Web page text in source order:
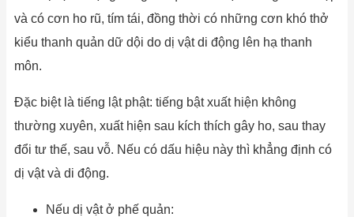
và có cơn ho rũ, tím tái, đồng thời có những cơn khó thở
kiểu thanh quản dữ dội do dị vật di động lên hạ thanh
môn.
Đặc biệt là tiếng lật phật: tiếng bật xuất hiện không
thường xuyên, xuất hiện sau kích thích gây ho, sau thay
đổi tư thế, sau vỗ. Nếu có dấu hiệu này thì khẳng định có
dị vật và di động.
Nếu dị vật ở phế quản: